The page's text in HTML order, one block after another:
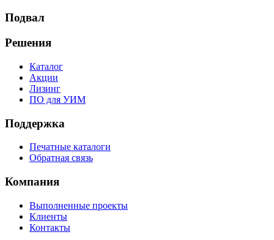
Подвал
Решения
Каталог
Акции
Лизинг
ПО для УИМ
Поддержка
Печатные каталоги
Обратная связь
Компания
Выполненные проекты
Клиенты
Контакты